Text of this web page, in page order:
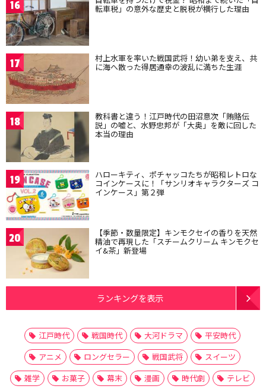
16 転車税」の意外な歴史と脱税が横行した理由
17 村上水軍を率いた戦国武将！幼い弟を支え、共
に海へ散った得居通幸の波乱に満ちた生涯
18 教科書と違う！江戸時代の田沼意次「賄賂伝
説」の嘘と、水野忠邦が「大奥」を敵に回した
本当の理由
19 ハローキティ、ポチャッコたちが昭和レトロな
コインケースに！「サンリオキャラクターズ コ
インケース」第２弾
20 【季節・数量限定】キンモクセイの香りを天然
精油で再現した「スチームクリーム キンモクセ
イ&茶」新登場
ランキングを表示
江戸時代 戦国時代 大河ドラマ
平安時代
アニメ
ロングセラー 戦国武将
スイーツ
雑学
お菓子 幕末 漫画 時代劇
テレビ